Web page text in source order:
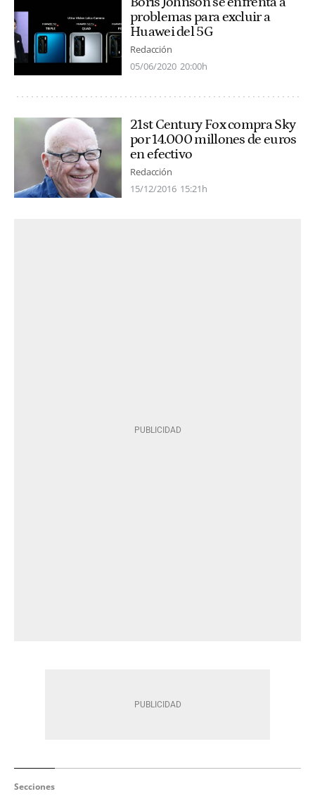
problemas para excluir a
Huawei del 5G
Redacción
05/06/2020 20:00h
21st Century Fox compra Sky
por 14.000 millones de euros
en efectivo
Redacción
15/12/2016 15:21h
Secciones